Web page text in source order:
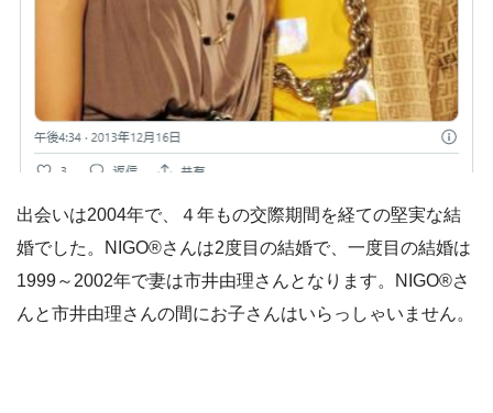
出会いは2004年で、４年もの交際期間を経ての堅実な結
婚でした。NIGO®さんは2度目の結婚で、一度目の結婚は
1999～2002年で妻は市井由理さんとなります。NIGO®さ
んと市井由理さんの間にお子さんはいらっしゃいません。